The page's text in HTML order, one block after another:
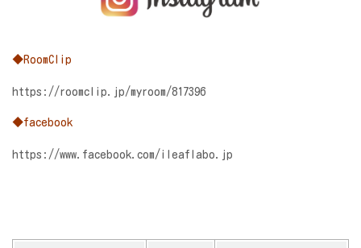
◆RoomClip
https://roomclip.jp/myroom/817396
◆facebook
https://www.facebook.com/ileaflabo.jp